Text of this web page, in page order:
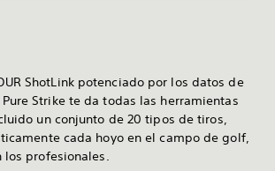
ShotLink potenciado por los datos de
Pure Strike te da todas las herramientas
un conjunto de 20 tipos de tiros,
cada hoyo en el campo de golf,
los profesionales.